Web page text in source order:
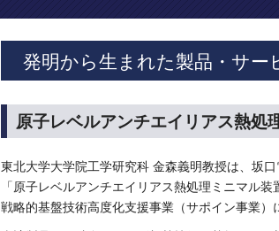
発明から生まれた製品・サー
原子レベルアンチエイリアス熱処
東北大学大学院工学研究科 金森義明教授は、坂
「原子レベルアンチエイリアス熱処理ミニマル
戦略的基盤技術高度化支援事業（サポイン事業）